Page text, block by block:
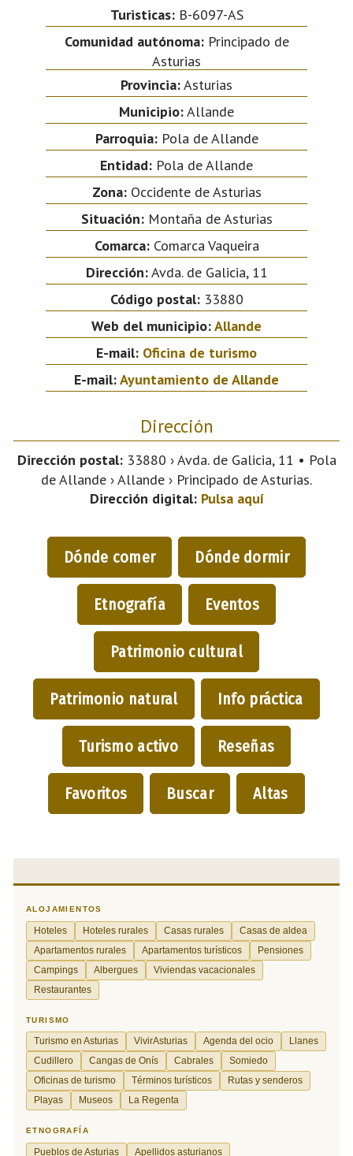
Turisticas:B-6097-AS
Comunidad autónoma:Principado de
Asturias
Provincia:Asturias
Municipio:Allande
Parroquia:Pola de Allande
Entidad: Pola de Allande
Zona:Occidente de Asturias
Situación:Montaña de Asturias
Comarca:Comarca Vaqueira
Dirección:Avda. de Galicia, 11
Código postal:33880
Web del municipio:Allande
E-mail: Oficina de turismo
E-mail:Ayuntamiento de Allande
Dirección
Dirección postal:33880 › Avda. de Galicia, 11 • Pola
de Allande › Allande › Principado de Asturias.
Dirección digital: Pulsa aquí
Dónde comer Dónde dormir
Etnografía Eventos
Patrimonio cultural
Patrimonio natural Info práctica
Turismo activo Reseñas
Favoritos Buscar Altas